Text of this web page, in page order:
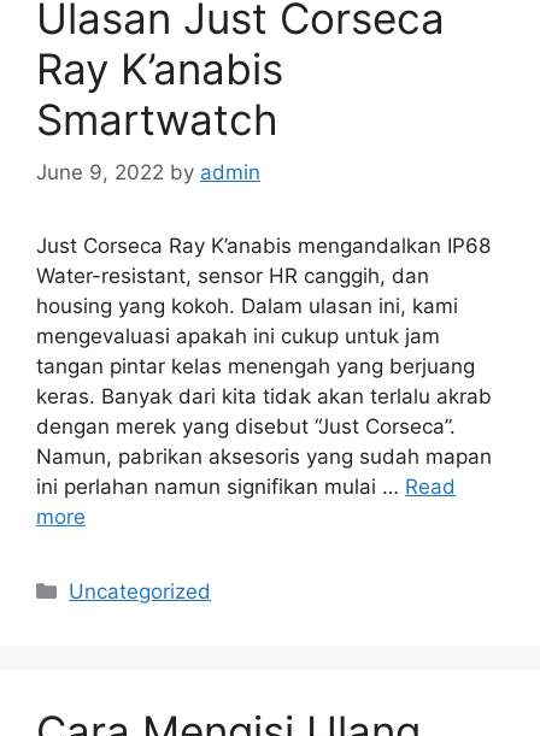
Ulasan Just Corseca
Ray K’anabis
Smartwatch
June 9, 2022 by admin
Just Corseca Ray K’anabis mengandalkan IP68
Water-resistant, sensor HR canggih, dan
housing yang kokoh. Dalam ulasan ini, kami
mengevaluasi apakah ini cukup untuk jam
tangan pintar kelas menengah yang berjuang
keras. Banyak dari kita tidak akan terlalu akrab
dengan merek yang disebut “Just Corseca”.
Namun, pabrikan aksesoris yang sudah mapan
ini perlahan namun signifikan mulai … Read
more
Categories
Uncategorized